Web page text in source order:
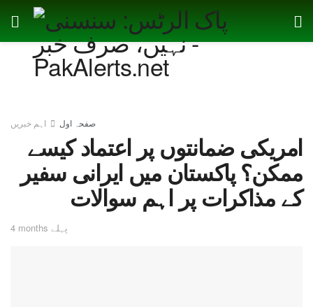
صفحہ اول اہم خبریں
امریکی ضمانتوں پر اعتماد کیسے
ممکن؟ پاکستان میں ایرانی سفیر
کے مذاکرات پر اہم سوالات
4 months پہلے